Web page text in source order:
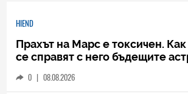
HIEND
Прахът на Марс е токсичен.
се справят с него бъдещите
0 | 08.08.2026